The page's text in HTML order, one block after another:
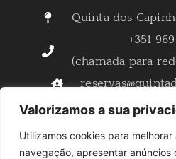
Valorizamos a sua
Utilizamos cookies para
navegação, apresentar anúncios
Quinta dos
+351
(chamada para
Quinta dos